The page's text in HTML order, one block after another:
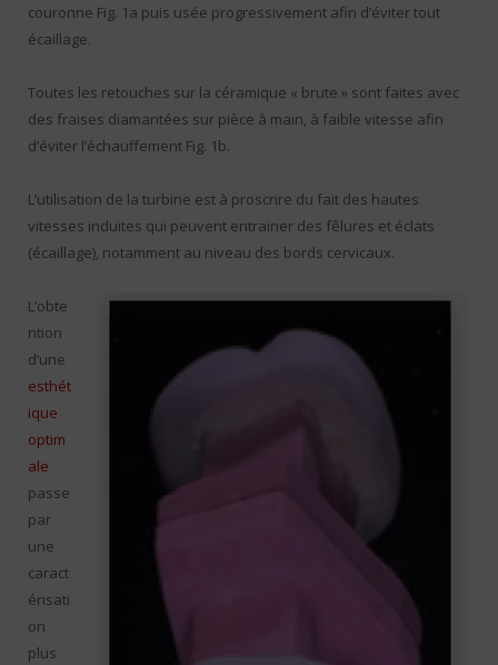
couronne Fig. 1a puis usée progressivement afin d’éviter tout
écaillage.
Toutes les retouches sur la céramique « brute » sont faites avec
des fraises diamantées sur pièce à main, à faible vitesse afin
d’éviter l’échauffement Fig. 1b.
L’utilisation de la turbine est à proscrire du fait des hautes
vitesses induites qui peuvent entrainer des fêlures et éclats
(écaillage), notamment au niveau des bords cervicaux.
L’obte
ntion
d’une
esthét
ique
optim
ale
passe
par
une
caract
érisati
on
plus